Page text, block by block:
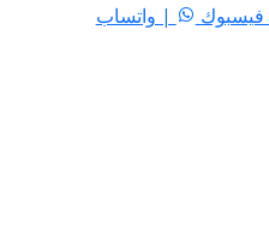
| واتساب